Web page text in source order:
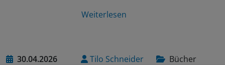
Weiterlesen
30.04.2026 Tilo Schneider Bücher